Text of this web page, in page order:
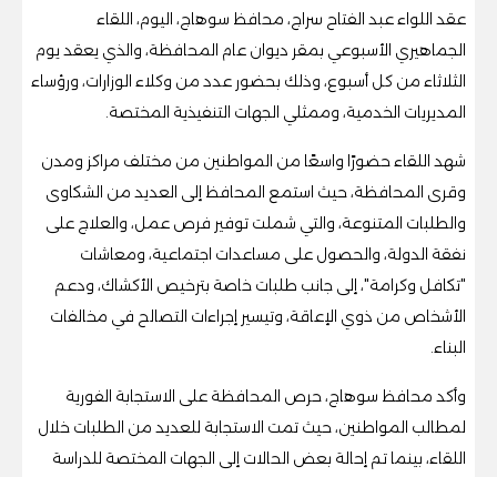
عقد اللواء عبد الفتاح سراج، محافظ سوهاج، اليوم، اللقاء
الجماهيري الأسبوعي بمقر ديوان عام المحافظة، والذي يعقد يوم
الثلاثاء من كل أسبوع، وذلك بحضور عدد من وكلاء الوزارات، ورؤساء
المديريات الخدمية، وممثلي الجهات التنفيذية المختصة.
شهد اللقاء حضورًا واسعًا من المواطنين من مختلف مراكز ومدن
وقرى المحافظة، حيث استمع المحافظ إلى العديد من الشكاوى
والطلبات المتنوعة، والتي شملت توفير فرص عمل، والعلاج على
نفقة الدولة، والحصول على مساعدات اجتماعية، ومعاشات
"تكافل وكرامة"، إلى جانب طلبات خاصة بترخيص الأكشاك، ودعم
الأشخاص من ذوي الإعاقة، وتيسير إجراءات التصالح في مخالفات
البناء.
وأكد محافظ سوهاج، حرص المحافظة على الاستجابة الفورية
لمطالب المواطنين، حيث تمت الاستجابة للعديد من الطلبات خلال
اللقاء، بينما تم إحالة بعض الحالات إلى الجهات المختصة للدراسة